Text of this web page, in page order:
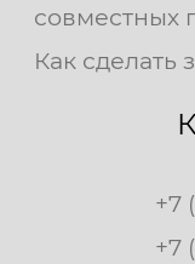
совместных
Как сделать
+7
+7